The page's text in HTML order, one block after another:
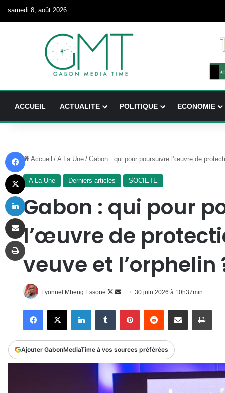
samedi 8, août 2026
ACCUEIL ACTUALITE POLITIQUE ECONOMIE
Accueil / A La Une / Gabon : qui pour poursuivre l’œuvre de
A La Une Derniers articles SOCIETE
Gabon : qui pour
l’œuvre de
veuve et l’orphelin
Lyonnel Mbeng Essone
Follow
Envoyer
courriel
30 juin 2026 à 10h37min
FacebookX LinkedinTumblr PinterestReddit Partager par email
Ajouter GabonMediaTime à vos sources préférées
X
Imprimer